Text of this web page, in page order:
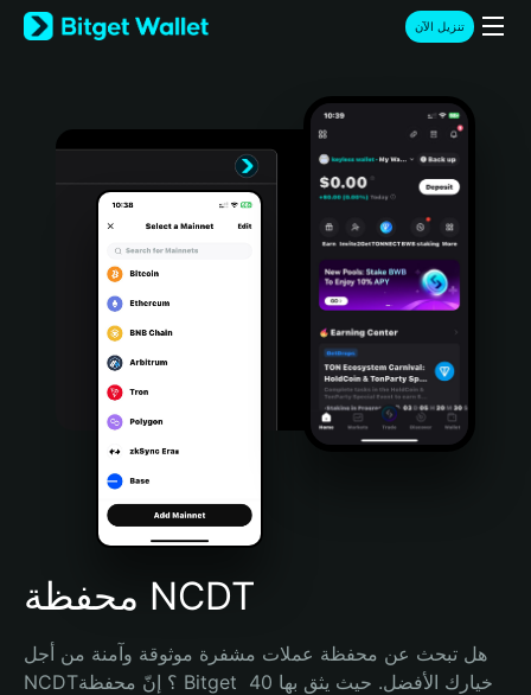
English
日本語
Türkçe
Português (Portugal)
Bahasa Indonesia
Português (Brasil)
Español (Argentina)
تنزيل الآن
محفظة NCDT
هل تبحث عن محفظة عملات مشفرة موثوقة وآمنة من أجل
NCDT؟ إنّ محفظة Bitget خيارك الأفضل. حيث يثق بها 40